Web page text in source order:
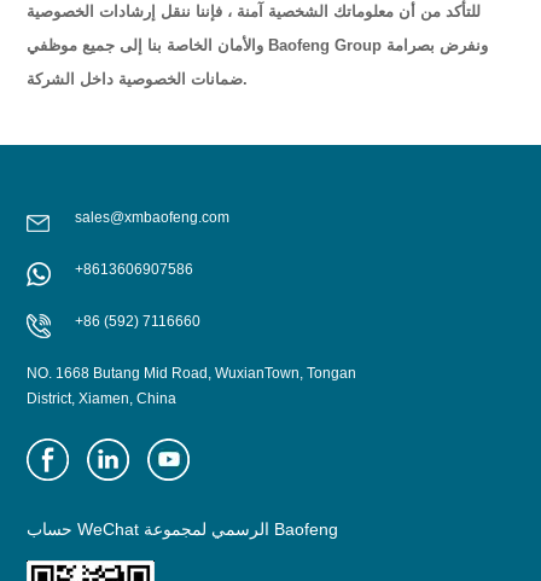
للتأكد من أن معلوماتك الشخصية آمنة ، فإننا ننقل إرشادات الخصوصية
والأمان الخاصة بنا إلى جميع موظفي Baofeng Group ونفرض بصرامة
ضمانات الخصوصية داخل الشركة.
sales@xmbaofeng.com
+8613606907586
+86 (592) 7116660
NO. 1668 Butang Mid Road, WuxianTown, Tongan
District, Xiamen, China
حساب WeChat الرسمي لمجموعة Baofeng